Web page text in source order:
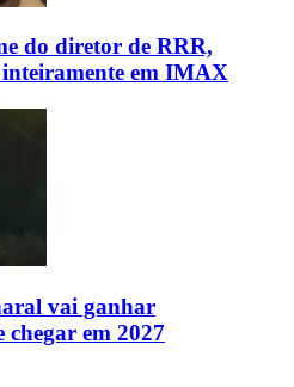
do diretor de RRR,
em IMAX
vai ganhar
chegar em 2027